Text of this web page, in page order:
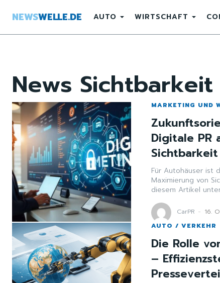
NEWSWELLE.DE AUTO WIRTSCHAFT
News Sichtbarkeit
MARKETING UND
Digitale PR
Für Autohäuser ist
Maximierung von
diesem Artikel
CarPR - 16.
AUTO / VERKEHR
Die Rolle
–